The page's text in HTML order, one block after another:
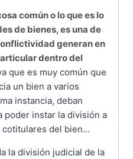
común o lo que es lo
de bienes, es una de
generan en
dentro del
que es muy común que
un bien a varios
instancia, deban
poder instar la división a
cotitulares del bien…
la división judicial de la